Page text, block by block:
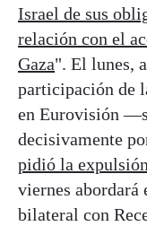
Israel de sus
relación con el
Gaza". El lunes,
participación de
en Eurovisión
decisivamente
pidió la
viernes
bilateral con